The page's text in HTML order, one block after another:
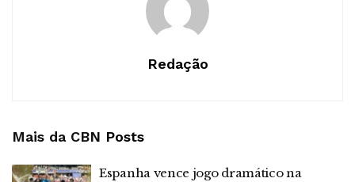
Redação
Mais da CBN Posts
Espanha vence jogo dramático na